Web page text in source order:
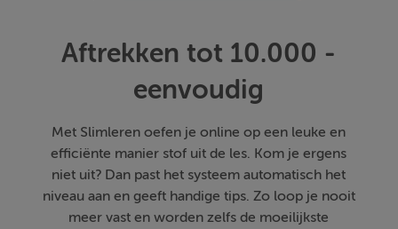
Aftrekken tot 10.000 -
eenvoudig
Met Slimleren oefen je online op een leuke en
efficiënte manier stof uit de les. Kom je ergens
niet uit? Dan past het systeem automatisch het
niveau aan en geeft handige tips. Zo loop je nooit
meer vast en worden zelfs de moeilijkste